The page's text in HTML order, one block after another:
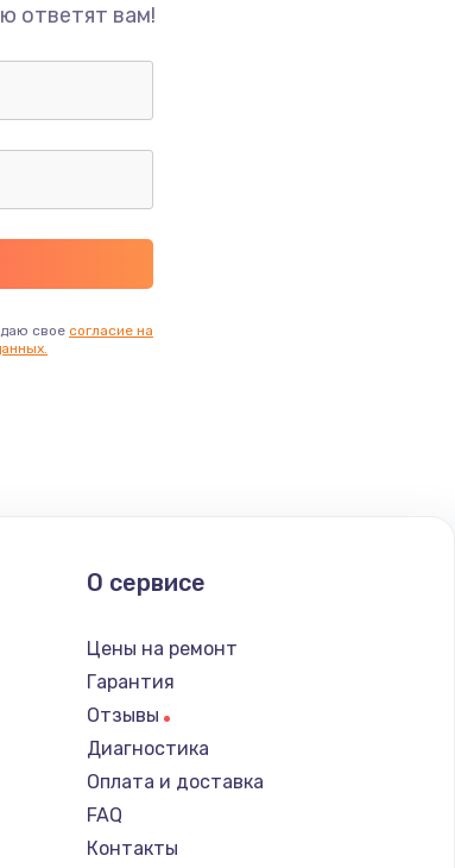
ответят вам!
свое согласие на
О сервисе
Цены на ремонт
Гарантия
Отзывы
Диагностика
Оплата и доставка
FAQ
Контакты